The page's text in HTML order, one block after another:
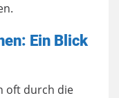
Ein Blick
oft durch die